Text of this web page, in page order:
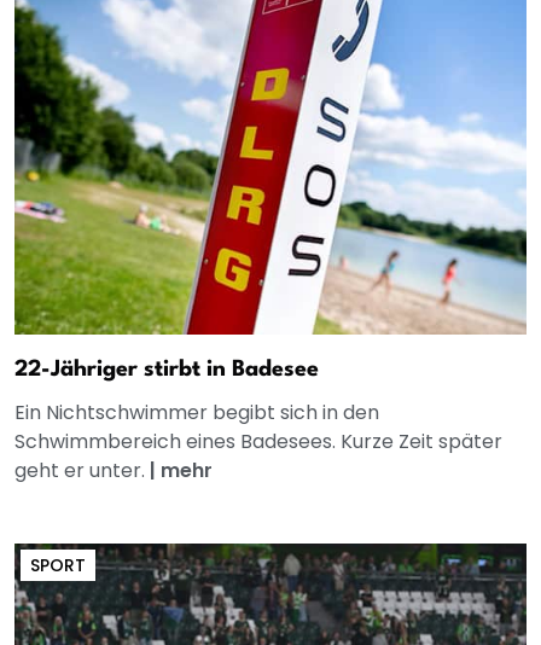
22-Jähriger stirbt in Badesee
Ein Nichtschwimmer begibt sich in den
Schwimmbereich eines Badesees. Kurze Zeit später
geht er unter. | mehr
SPORT